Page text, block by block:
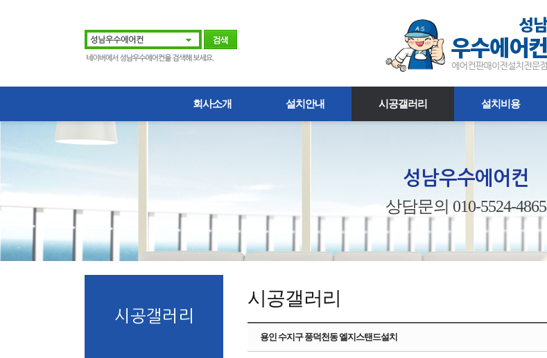
회사소개 설치안내 시공갤러리 설치비용
성남우수에어컨
상담문의 010-5524-4865
시공갤러리
시공갤러리
용인 수지구 풍덕천동 엘지스탠드설치